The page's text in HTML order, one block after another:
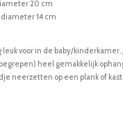
20 cm
14 cm
voor in de baby/
heel gemakkelijk
neerzetten op een plank of kast.